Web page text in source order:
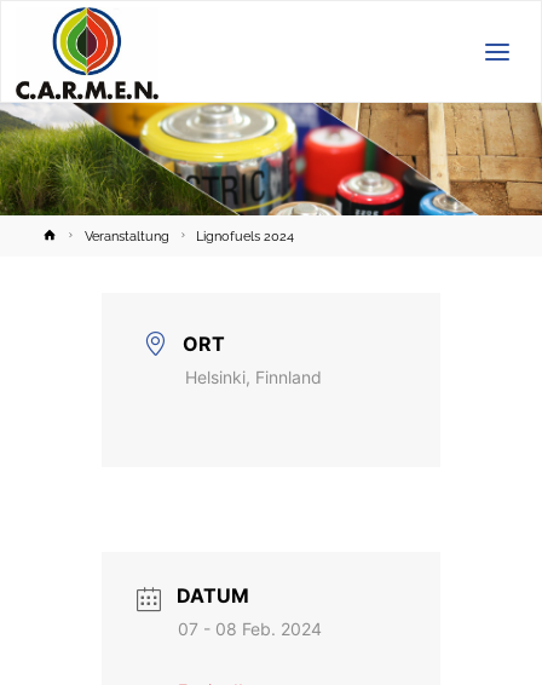
HomeVeranstaltung Lignofuels 2024
ORT
Helsinki, Finnland
DATUM
07 - 08 Feb. 2024